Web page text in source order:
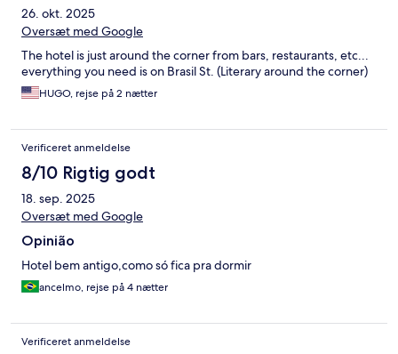
26. okt. 2025
Oversæt med Google
The hotel is just around the corner from bars, restaurants, etc...
everything you need is on Brasil St. (Literary around the corner)
HUGO, rejse på 2 nætter
Verificeret anmeldelse
8/10 Rigtig godt
18. sep. 2025
Oversæt med Google
Opinião
Hotel bem antigo,como só fica pra dormir
ancelmo, rejse på 4 nætter
Verificeret anmeldelse